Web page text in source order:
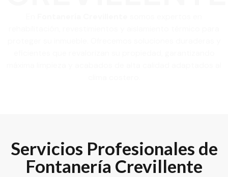
Servicios Profesionales de
Fontanería Crevillente